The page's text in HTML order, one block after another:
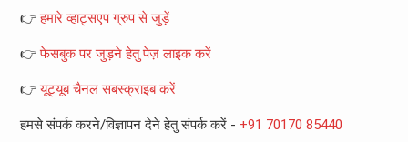
👉हमारे व्हाट्सएप ग्रुप से जुड़ें
👉फेसबुक पर जुड़ने हेतु पेज़ लाइक करें
👉यूट्यूब चैनल सबस्क्राइब करें
हमसे संपर्क करने/विज्ञापन देने हेतु संपर्क करें - +91 70170 85440